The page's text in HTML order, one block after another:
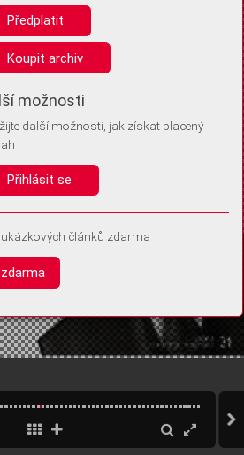
se jedná o stejné zařízení, a
ukládáme do vašeho zařízení, abychom se
Můžete je kdykoli později upravit ve Správě
Předplatit
Koupit archiv
možnosti
další možnosti, jak získat placený
Přihlásit se
ukázkových článků zdarma